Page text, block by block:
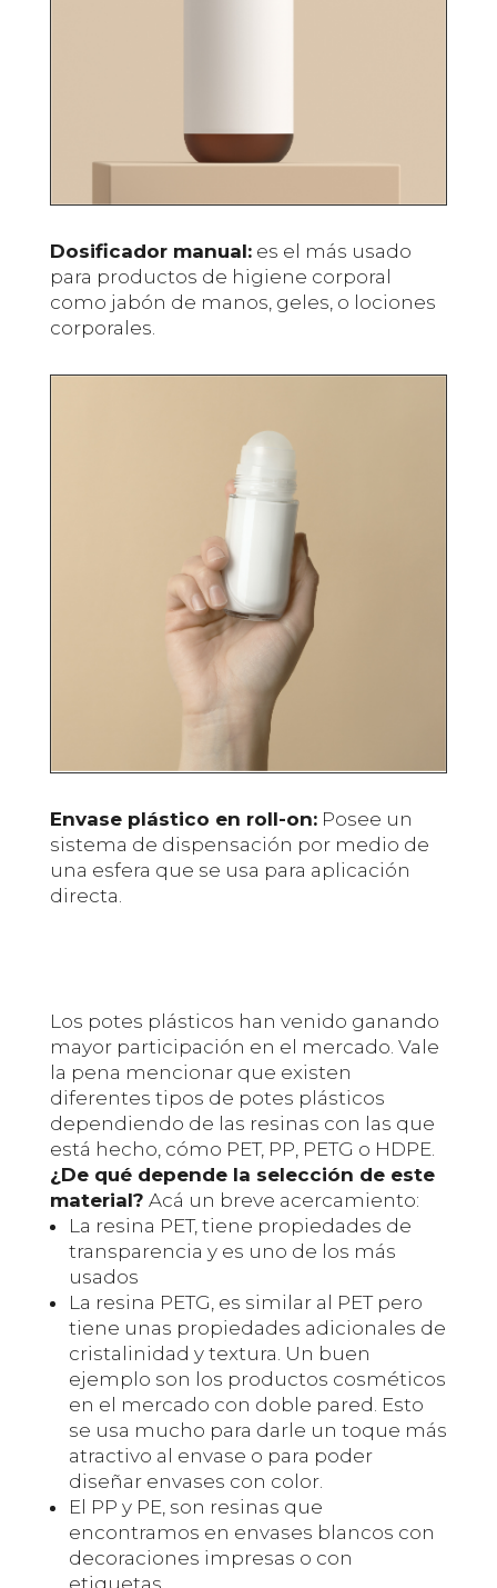
Dosificador manual:es el más usado
para productos de higiene corporal
como jabón de manos, geles, o lociones
corporales.
Envase plástico en roll-on:Posee un
sistema de dispensación por medio de
una esfera que se usa para aplicación
directa.
Los potes plásticos han venido ganando
mayor participación en el mercado. Vale
la pena mencionar que existen
diferentes tipos de potes plásticos
dependiendo de las resinas con las que
está hecho, cómo PET, PP, PETG o HDPE.
¿De qué depende la selección de este
material? Acá un breve acercamiento:
La resina PET, tiene propiedades de
transparencia y es uno de los más
usados
La resina PETG, es similar al PET pero
tiene unas propiedades adicionales de
cristalinidad y textura. Un buen
ejemplo son los productos cosméticos
en el mercado con doble pared. Esto
se usa mucho para darle un toque más
atractivo al envase o para poder
diseñar envases con color.
El PP y PE, son resinas que
encontramos en envases blancos con
decoraciones impresas o con
etiquetas.